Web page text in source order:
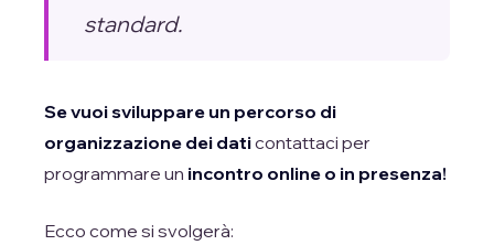
standard.
Se vuoi sviluppare un percorso di
organizzazione dei daticontattaci per
programmare un incontro online o in presenza!
Ecco come si svolgerà: